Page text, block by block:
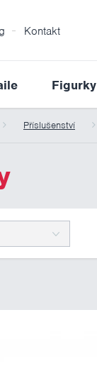
Kontakt
Figurky
Příslušenství